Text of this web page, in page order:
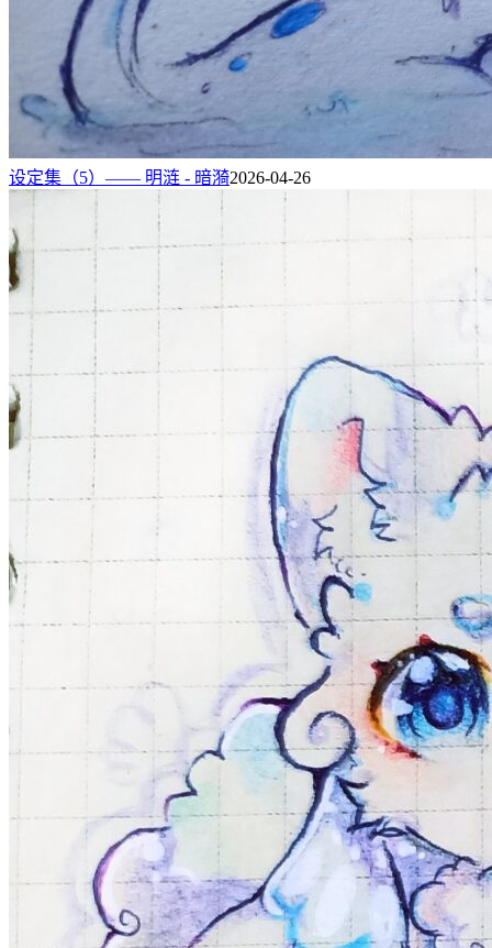
设定集（5）—— 明涟 - 暗漪2026-04-26